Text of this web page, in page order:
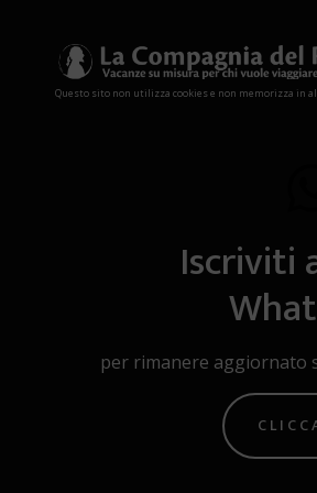
Questo sito non utilizza cookies e non memorizza in
Iscriviti
per rimanere aggiornato